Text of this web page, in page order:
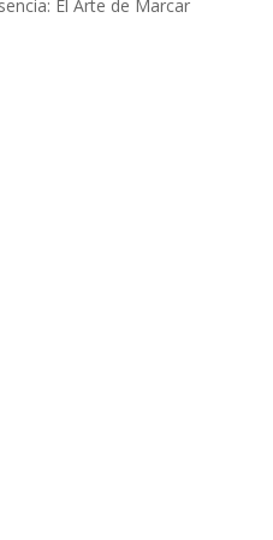
El Arte de Marcar